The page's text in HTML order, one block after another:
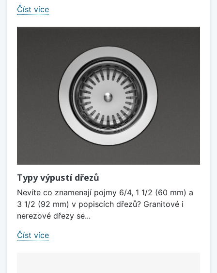
Číst více
Typy výpustí dřezů
Nevíte co znamenají pojmy 6/4, 1 1/2 (60 mm) a
3 1/2 (92 mm) v popiscích dřezů? Granitové i
nerezové dřezy se...
Číst více